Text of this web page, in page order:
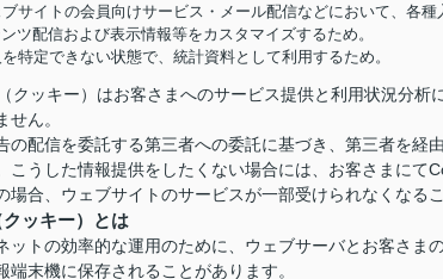
ブサイトの会員向けサービス・メール配信などにおいて、各
ツ配信および表示情報等をカスタマイズするため。
を特定できない状態で、統計資料として利用するため。
クッキー）はお客さまへのサービス提供と利用状況分析
せん。
の配信を委託する第三者への委託に基づき、第三者を
こうした情報提供をしたくない場合には、お客さまに
場合、ウェブサイトのサービスが一部受けられなくなる
ッキー）とは
ットの効率的な運用のために、ウェブサーバとお客さ
端末機に保存されることがあります。